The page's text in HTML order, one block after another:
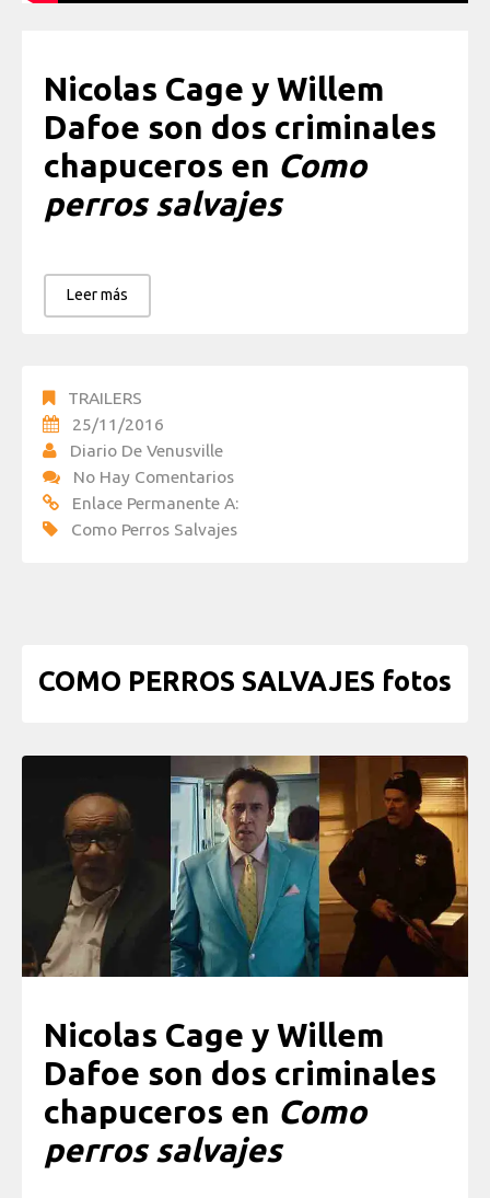
Nicolas Cage y Willem
Dafoe son dos criminales
chapuceros en Como
perros salvajes
Leer más
TRAILERS
25/11/2016
Diario De Venusville
No Hay Comentarios
Enlace Permanente A:
Como Perros Salvajes
COMO PERROS SALVAJES fotos
Nicolas Cage y Willem
Dafoe son dos criminales
chapuceros en Como
perros salvajes